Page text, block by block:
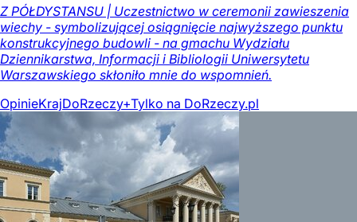
Z PÓŁDYSTANSU | Uczestnictwo w ceremonii zawieszenia
wiechy - symbolizującej osiągnięcie najwyższego punktu
konstrukcyjnego budowli - na gmachu Wydziału
Dziennikarstwa, Informacji i Bibliologii Uniwersytetu
Warszawskiego skłoniło mnie do wspomnień.
OpinieKrajDoRzeczy+Tylko na DoRzeczy.pl